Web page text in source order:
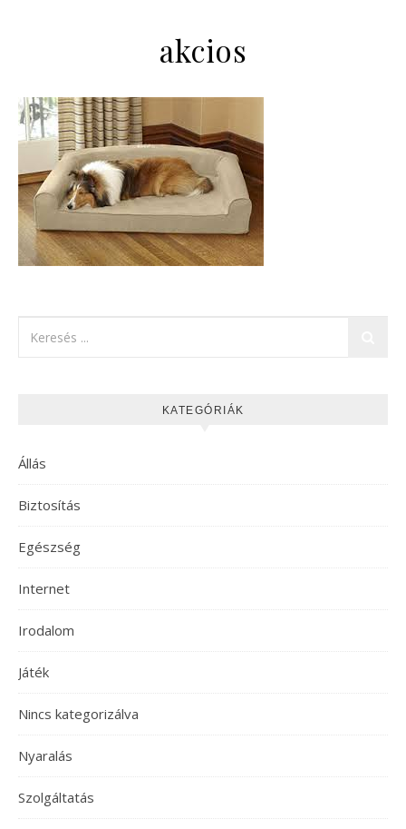
akcios
KATEGÓRIÁK
Állás
Biztosítás
Egészség
Internet
Irodalom
Játék
Nincs kategorizálva
Nyaralás
Szolgáltatás